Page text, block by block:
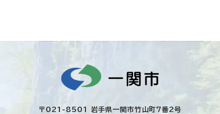
〒021-8501 岩手県一関市竹山町7番2号